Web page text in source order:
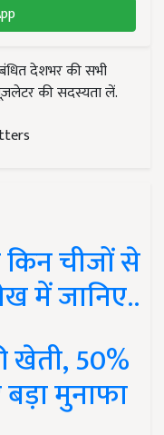
देशभर की सभी
की सदस्यता लें.
चीजों से
में जानिए..
50%
मुनाफा